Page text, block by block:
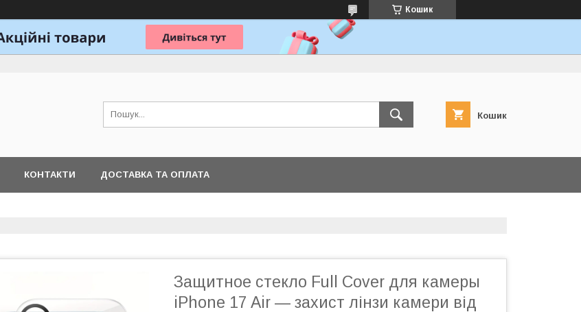
Кошик
Кошик
КОНТАКТИ ДОСТАВКА ТА ОПЛАТА
Защитное стекло Full Cover для камеры
iPhone 17 Air — захист лінзи камери від